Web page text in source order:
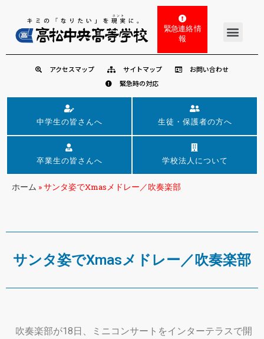
緊急連絡 情
報
アクセスマップ サイトマップ
お問い合わせ
緊急時の対応
中学生の皆さんへ 生徒・保護者の方へ
卒業生の皆さんへ 学校法人について
ホーム »サンタ姿でXmasメドレー／吹奏楽部
サンタ姿でXmasメドレー／吹奏楽部
吹奏楽部が18日、ミニコンサートをインターテラスで開